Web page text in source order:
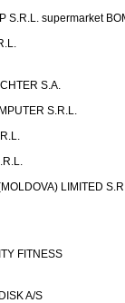
S.R.L. supermarket
S.A.
S.R.L.
LIMITED
FITNESS
A/S